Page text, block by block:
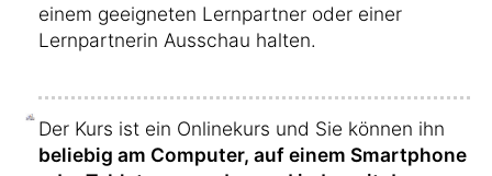
einem geeigneten Lernpartner oder einer
Lernpartnerin Ausschau halten.
Der Kurs ist ein Onlinekurs und Sie können ihn
beliebig am Computer, auf einem Smartphone